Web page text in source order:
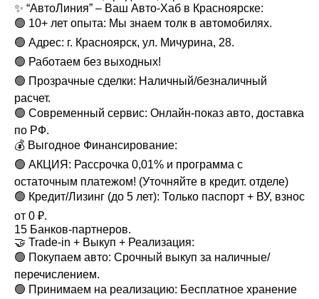
✨ “АвтоЛиния” – Ваш Авто-Хаб в Красноярске:
🟢 10+ лет опыта: Мы знаем толк в автомобилях.
🟢 Адрес: г. Красноярск, ул. Мичурина, 28.
🟢 Работаем без выходных!
🟢 Прозрачные сделки: Наличный/безналичный
расчет.
🟢 Современный сервис: Онлайн-показ авто, доставка
по РФ.
💰 Выгодное Финансирование:
🟢 АКЦИЯ: Рассрочка 0,01% и программа с
остаточным платежом! (Уточняйте в кредит. отделе)
🟢 Кредит/Лизинг (до 5 лет): Только паспорт + ВУ, взнос
от 0 ₽.
15 Банков-партнеров.
🤝 Trade-in + Выкуп + Реализация:
🟢 Покупаем авто: Срочный выкуп за наличные/
перечислением.
🟢 Принимаем на реализацию: Бесплатное хранение